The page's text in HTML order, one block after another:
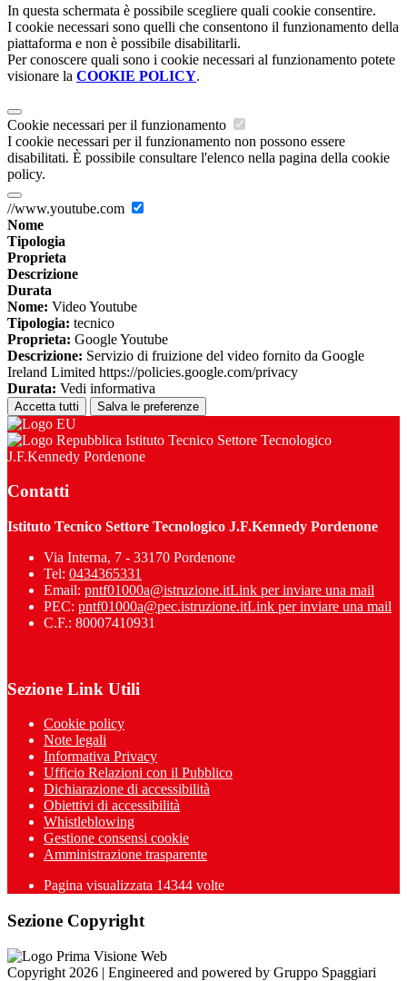
In questa schermata è possibile scegliere quali cookie consentire.
I cookie necessari sono quelli che consentono il funzionamento della
piattaforma e non è possibile disabilitarli.
Per conoscere quali sono i cookie necessari al funzionamento potete
visionare la COOKIE POLICY.
Cookie necessari per il funzionamento
I cookie necessari per il funzionamento non possono essere
disabilitati. È possibile consultare l'elenco nella pagina della cookie
policy.
//www.youtube.com
Nome
Tipologia
Proprieta
Descrizione
Durata
Nome: Video Youtube
Tipologia: tecnico
Proprieta: Google Youtube
Descrizione: Servizio di fruizione del video fornito da Google
Ireland Limited https://policies.google.com/privacy
Durata: Vedi informativa
Accetta tutti Salva le preferenze
Istituto Tecnico Settore Tecnologico
J.F.Kennedy Pordenone
Contatti
Istituto Tecnico Settore Tecnologico J.F.Kennedy Pordenone
Via Interna, 7 - 33170 Pordenone
Tel: 0434365331
Email: pntf01000a@istruzione.itLink per inviare una mail
PEC: pntf01000a@pec.istruzione.itLink per inviare una mail
C.F.: 80007410931
Sezione Link Utili
Cookie policy
Note legali
Informativa Privacy
Ufficio Relazioni con il Pubblico
Dichiarazione di accessibilità
Obiettivi di accessibilità
Whistleblowing
Gestione consensi cookie
Amministrazione trasparente
Pagina visualizzata 14344 volte
Sezione Copyright
Copyright 2026 | Engineered and powered by Gruppo Spaggiari